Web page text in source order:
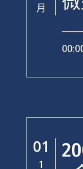
月
01
1